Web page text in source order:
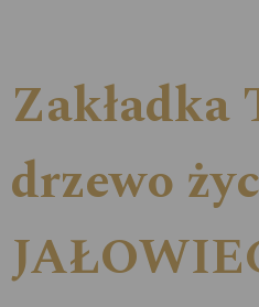
Zakładka
drzewo